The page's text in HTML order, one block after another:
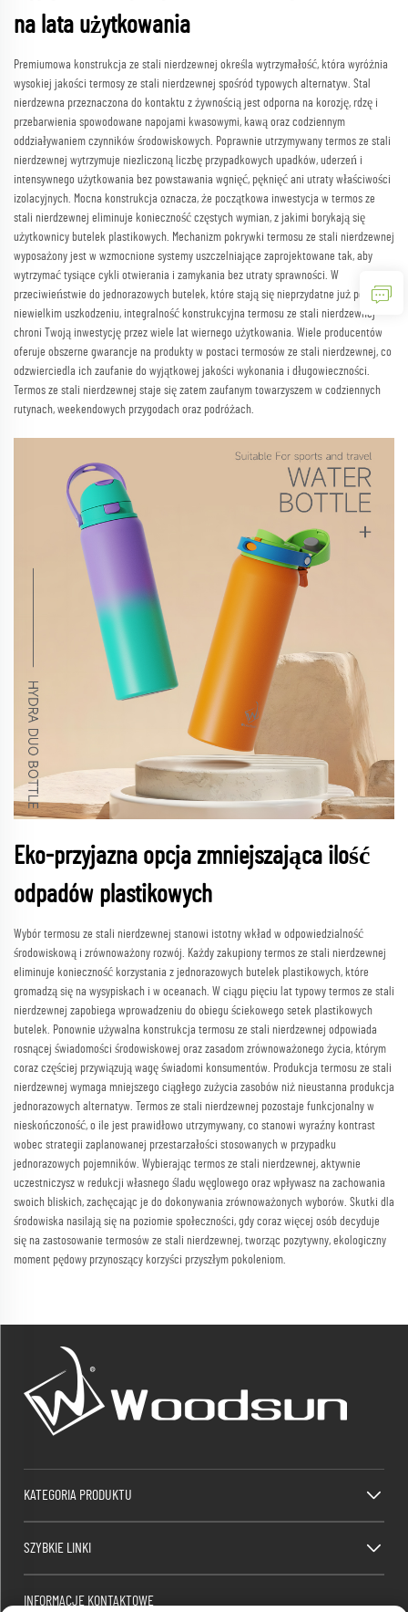
na lata użytkowania
Premiumowa konstrukcja ze stali nierdzewnej określa wytrzymałość, która wyróżnia
wysokiej jakości termosy ze stali nierdzewnej spośród typowych alternatyw. Stal
nierdzewna przeznaczona do kontaktu z żywnością jest odporna na korozję, rdzę i
przebarwienia spowodowane napojami kwasowymi, kawą oraz codziennym
oddziaływaniem czynników środowiskowych. Poprawnie utrzymywany termos ze stali
nierdzewnej wytrzymuje niezliczoną liczbę przypadkowych upadków, uderzeń i
intensywnego użytkowania bez powstawania wgnięć, pęknięć ani utraty właściwości
izolacyjnych. Mocna konstrukcja oznacza, że początkowa inwestycja w termos ze
stali nierdzewnej eliminuje konieczność częstych wymian, z jakimi borykają się
użytkownicy butelek plastikowych. Mechanizm pokrywki termosu ze stali nierdzewnej
wyposażony jest w wzmocnione systemy uszczelniające zaprojektowane tak, aby
wytrzymać tysiące cykli otwierania i zamykania bez utraty sprawności. W
przeciwieństwie do jednorazowych butelek, które stają się nieprzydatne już po
niewielkim uszkodzeniu, integralność konstrukcyjna termosu ze stali nierdzewnej
chroni Twoją inwestycję przez wiele lat wiernego użytkowania. Wiele producentów
oferuje obszerne gwarancje na produkty w postaci termosów ze stali nierdzewnej, co
odzwierciedla ich zaufanie do wyjątkowej jakości wykonania i długowieczności.
Termos ze stali nierdzewnej staje się zatem zaufanym towarzyszem w codziennych
rutynach, weekendowych przygodach oraz podróżach.
Eko-przyjazna opcja zmniejszająca ilość
odpadów plastikowych
Wybór termosu ze stali nierdzewnej stanowi istotny wkład w odpowiedzialność
środowiskową i zrównoważony rozwój. Każdy zakupiony termos ze stali nierdzewnej
eliminuje konieczność korzystania z jednorazowych butelek plastikowych, które
gromadzą się na wysypiskach i w oceanach. W ciągu pięciu lat typowy termos ze stali
nierdzewnej zapobiega wprowadzeniu do obiegu ściekowego setek plastikowych
butelek. Ponownie używalna konstrukcja termosu ze stali nierdzewnej odpowiada
rosnącej świadomości środowiskowej oraz zasadom zrównoważonego życia, którym
coraz częściej przywiązują wagę świadomi konsumentów. Produkcja termosu ze stali
nierdzewnej wymaga mniejszego ciągłego zużycia zasobów niż nieustanna produkcja
jednorazowych alternatyw. Termos ze stali nierdzewnej pozostaje funkcjonalny w
nieskończoność, o ile jest prawidłowo utrzymywany, co stanowi wyraźny kontrast
wobec strategii zaplanowanej przestarzałości stosowanych w przypadku
jednorazowych pojemników. Wybierając termos ze stali nierdzewnej, aktywnie
uczestniczysz w redukcji własnego śladu węglowego oraz wpływasz na zachowania
swoich bliskich, zachęcając je do dokonywania zrównoważonych wyborów. Skutki dla
środowiska nasilają się na poziomie społeczności, gdy coraz więcej osób decyduje
się na zastosowanie termosów ze stali nierdzewnej, tworząc pozytywny, ekologiczny
moment pędowy przynoszący korzyści przyszłym pokoleniom.
KATEGORIA PRODUKTU
SZYBKIE LINKI
INFORMACJE KONTAKTOWE